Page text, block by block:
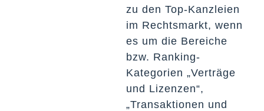
zu den Top-Kanzleien
im Rechtsmarkt, wenn
es um die Bereiche
bzw. Ranking-
Kategorien „Verträge
und Lizenzen“,
„Transaktionen und